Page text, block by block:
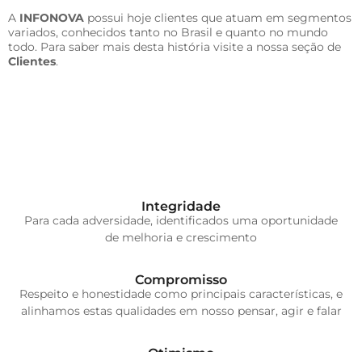
A INFONOVA possui hoje clientes que atuam em segmentos
variados, conhecidos tanto no Brasil e quanto no mundo
todo. Para saber mais desta história visite a nossa seção de
Clientes.
Integridade
Para cada adversidade, identificados uma oportunidade
de melhoria e crescimento
Compromisso
Respeito e honestidade como principais características, e
alinhamos estas qualidades em nosso pensar, agir e falar